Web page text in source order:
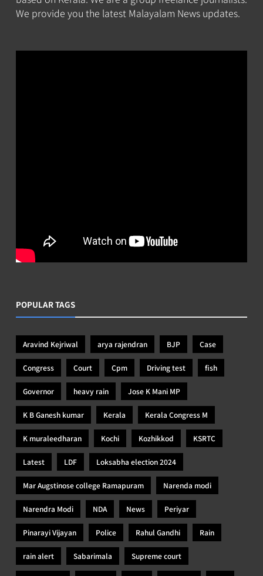
We provide you the latest Malayalam News updates.
POPULAR TAGS
Aravind Kejriwal arya rajendran BJP Case
Congress Court Cpm Driving test fish
Governor heavy rain Jose K Mani MP
K B Ganesh kumar Kerala Kerala Congress M
K muraleedharan Kochi Kozhikkod KSRTC
Latest LDF Loksabha election 2024
Mar Augstinose college Ramapuram Narenda modi
Narendra Modi NDA News Periyar
Pinarayi Vijayan Police Rahul Gandhi Rain
rain alert Sabarimala Supreme court